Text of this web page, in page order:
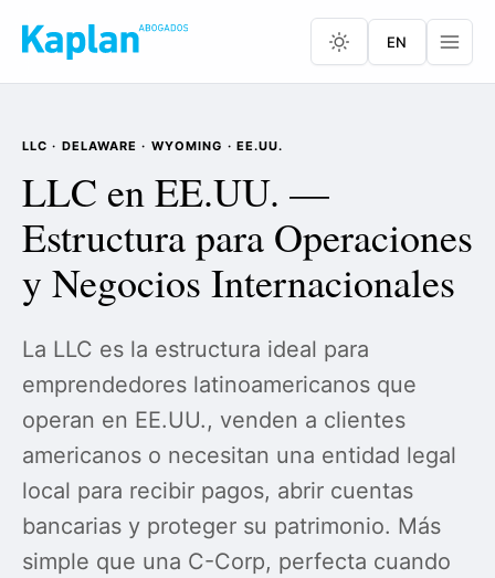
EN
LLC · DELAWARE · WYOMING · EE.UU.
LLC en EE.UU. —
Estructura para Operaciones
y Negocios Internacionales
La LLC es la estructura ideal para
emprendedores latinoamericanos que
operan en EE.UU., venden a clientes
americanos o necesitan una entidad legal
local para recibir pagos, abrir cuentas
bancarias y proteger su patrimonio. Más
simple que una C-Corp, perfecta cuando